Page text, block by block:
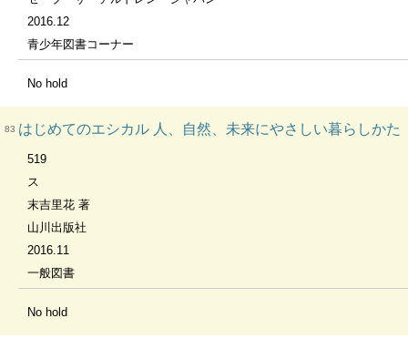
2016.12
青少年図書コーナー
No hold
83 はじめてのエシカル 人、自然、未来にやさしい暮らしかた
519
ス
末吉里花 著
山川出版社
2016.11
一般図書
No hold